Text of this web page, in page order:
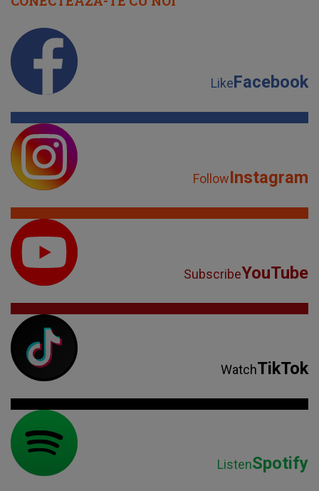
LikeFacebook
FollowInstagram
SubscribeYouTube
WatchTikTok
ListenSpotify